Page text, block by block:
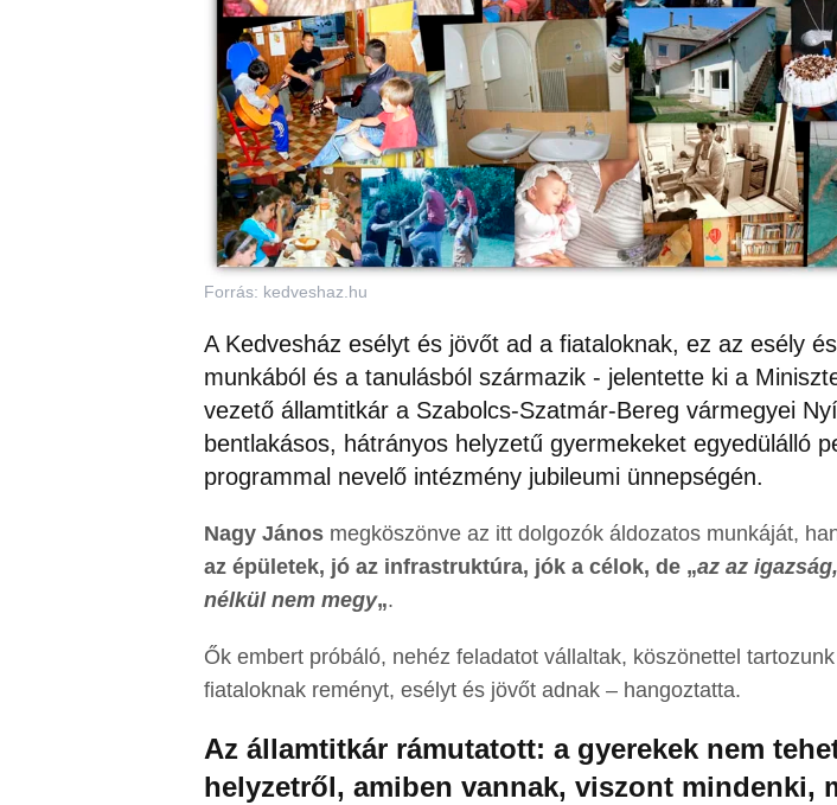
Forrás: kedveshaz.hu
A Kedvesház esélyt és jövőt ad a fiataloknak, ez az esély
munkából és a tanulásból származik - jelentette ki a
vezető államtitkár a Szabolcs-Szatmár-Bereg vármegyei
bentlakásos, hátrányos helyzetű gyermekeket egyedülálló
programmal nevelő intézmény jubileumi ünnepségén.
Nagy János megköszönve az itt dolgozók áldozatos munkáját,
az épületek, jó az infrastruktúra, jók a célok, de „az az
nélkül nem megy„.
Ők embert próbáló, nehéz feladatot vállaltak, köszönettel
fiataloknak reményt, esélyt és jövőt adnak – hangoztatta.
Az államtitkár rámutatott: a gyerekek nem
helyzetről, amiben vannak, viszont mindenki,